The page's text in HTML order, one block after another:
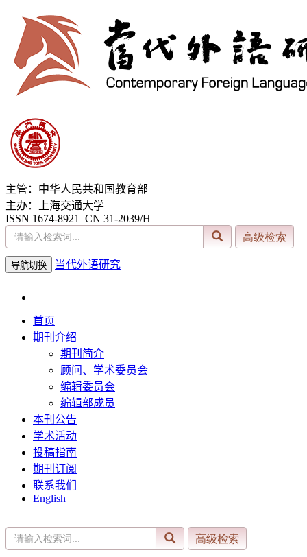
主管：中华人民共和国教育部
主办：上海交通大学
ISSN 1674-8921 CN 31-2039/H
导航切换 当代外语研究
首页
期刊介绍
期刊简介
顾问、学术委员会
编辑委员会
编辑部成员
本刊公告
学术活动
投稿指南
期刊订阅
联系我们
English